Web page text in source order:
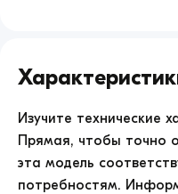
Изучите технические
Прямая, чтобы точно
эта модель
потребностям.